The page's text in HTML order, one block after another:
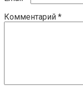
Комментарий *